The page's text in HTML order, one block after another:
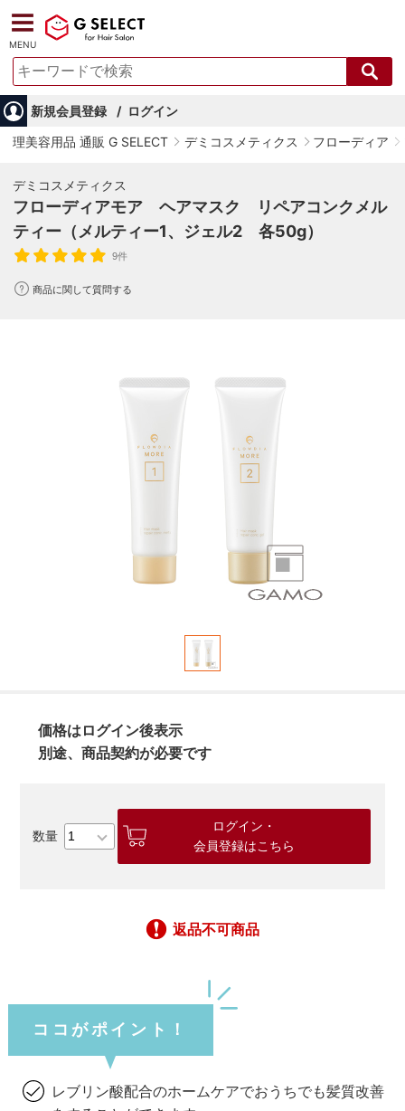
MENU
新規会員登録
ログイン
理美容用品 通販 G SELECT
デミコスメティクス フローディア
デミコスメティクス
フローディアモア ヘアマスク リペアコンクメル
ティー（メルティー1、ジェル2 各50g）
9件
商品に関して質問する
価格はログイン後表示
別途、商品契約が必要です
ログイン・
会員登録はこちら
返品不可商品
ココがポイント！
レブリン酸配合のホームケアでおうちでも髪質改善